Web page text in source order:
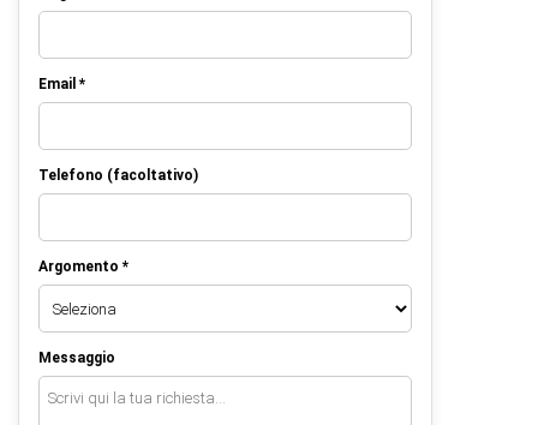
Email *
Telefono (facoltativo)
Argomento *
Messaggio